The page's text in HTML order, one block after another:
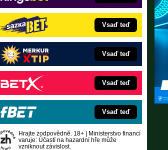
Vsaď teď
Vsaď teď
Vsaď teď
Vsaď teď
Hrajte zodpovědně. 18+ | Ministerstvo financí
varuje: Účastí na hazardní hře může
vzniknout závislost.